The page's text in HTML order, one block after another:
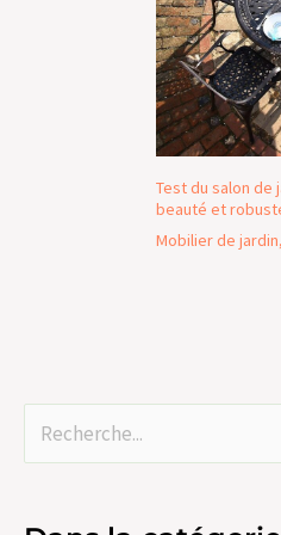
Test du salon de
beauté et
Mobilier de jardin,